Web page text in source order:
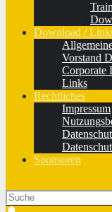
Download /
Vorstand
Corporate
Links
Rechtliches
Impressum
Sponsoren